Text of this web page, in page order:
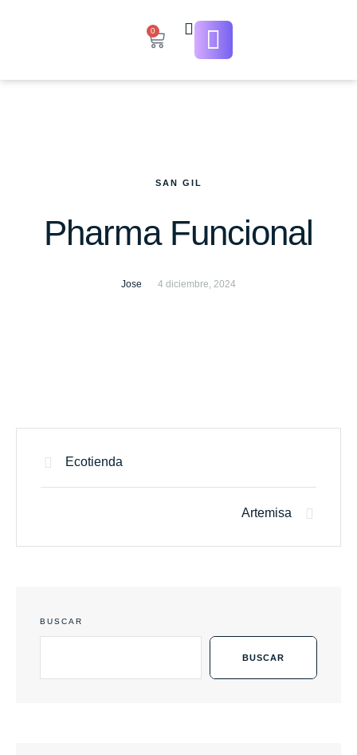
0
SAN GIL
Pharma Funcional
Jose 4 diciembre, 2024
Ecotienda
Artemisa
BUSCAR
BUSCAR